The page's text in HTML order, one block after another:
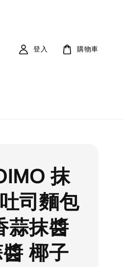
登入 購物車
抹
司麵包
蒜抹醬
椰子